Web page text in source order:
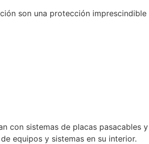
son una protección
con sistemas de placas pasacables
equipos y sistemas en su interior.